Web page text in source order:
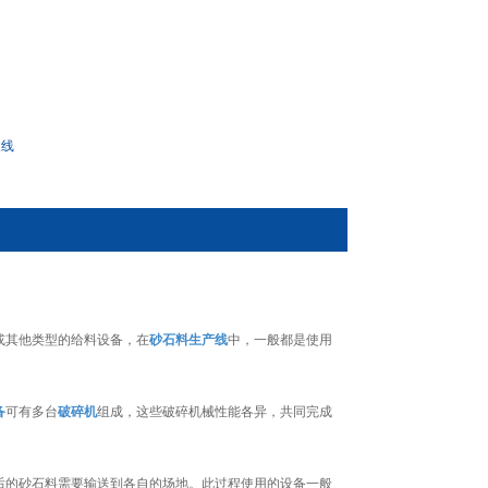
其他类型的给料设备，在砂石料生产线中，一般都是使用
可有多台破碎机组成，这些破碎机械性能各异，共同完成
砂石料需要输送到各自的场地。此过程使用的设备一般